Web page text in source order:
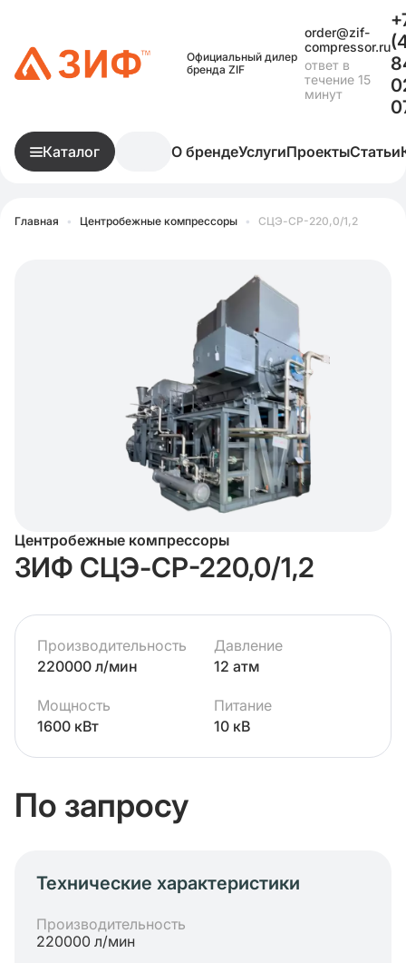
Официальный дилер
бренда ZIF
order@zif-
compressor.ru
ответ в
течение 15
минут
Каталог О брендеУслугиПроектыСтатьи
Главная • Центробежные компрессоры • СЦЭ-СР-220,0/1,2
Центробежные компрессоры
ЗИФ СЦЭ-СР-220,0/1,2
Производительность
220000 л/мин
Давление
12 атм
Мощность
1600 кВт
Питание
10 кВ
По запросу
Технические характеристики
Производительность
220000 л/мин